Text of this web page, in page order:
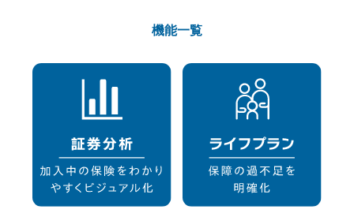
機能一覧